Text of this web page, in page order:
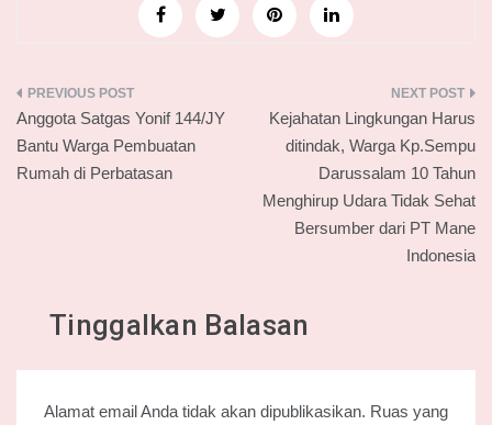
Navigasi
pos
Anggota Satgas Yonif 144/JY
Bantu Warga Pembuatan
Rumah di Perbatasan
Kejahatan Lingkungan Harus
ditindak, Warga Kp.Sempu
Darussalam 10 Tahun
Menghirup Udara Tidak Sehat
Bersumber dari PT Mane
Indonesia
Tinggalkan Balasan
Alamat email Anda tidak akan dipublikasikan. Ruas yang